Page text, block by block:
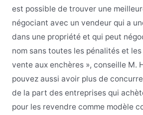
est possible de trouver une
négociant avec un vendeur qui a
dans une propriété et qui peut
nom sans toutes les pénalités et
vente aux enchères », conseille M.
pouvez aussi avoir plus de
de la part des entreprises qui
pour les revendre comme modèle